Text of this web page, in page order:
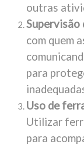
outras
Supervisão
com quem
para
Uso de
Utilizar
para